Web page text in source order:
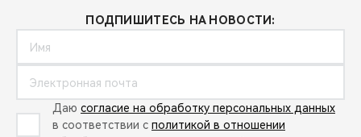
ПОДПИШИТЕСЬ НА НОВОСТИ:
Даю согласие на обработку персональных данных
в соответствии с политикой в отношении